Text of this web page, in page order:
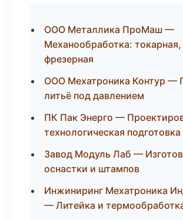
ООО Металлика ПроМаш —
Механообработка: токарная,
фрезерная
ООО Мехатроника Контур —
литьё под давлением
ПК Пак Энерго —
технологическая подготовка
Завод Модуль Лаб —
оснастки и штампов
Инжиниринг Мехатроника
— Литейка и